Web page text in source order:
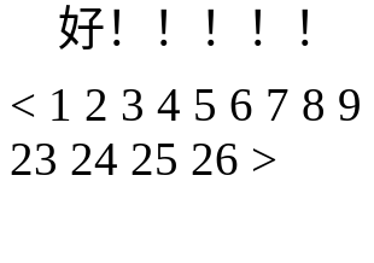
好！！！！！
< 1 2 3 4 5 6 7 8 9
23 24 25 26 >